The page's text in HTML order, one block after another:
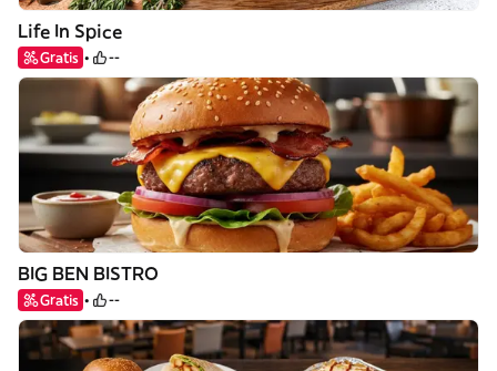
Life In Spice
Gratis --
BIG BEN BISTRO
Gratis --